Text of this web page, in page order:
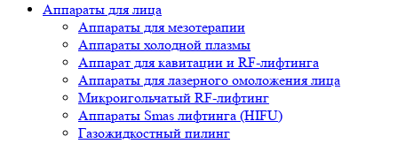
Аппараты для лица
Аппараты для мезотерапии
Аппараты холодной плазмы
Аппарат для кавитации и RF-лифтинга
Аппараты для лазерного омоложения лица
Микроигольчатый RF-лифтинг
Аппараты Smas лифтинга (HIFU)
Газожидкостный пилинг